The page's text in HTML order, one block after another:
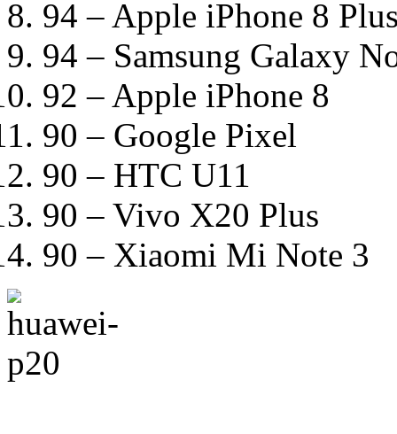
94 – Apple iPhone 8
94 – Samsung Galaxy
92 – Apple iPhone 8
90 – Google Pixel
90 – HTC U11
90 – Vivo X20 Plus
90 – Xiaomi Mi Note 3